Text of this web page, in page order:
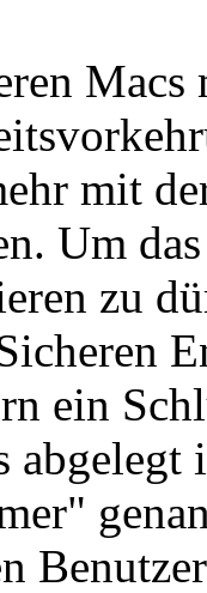
mit
Um
zu
ein
abgelegt